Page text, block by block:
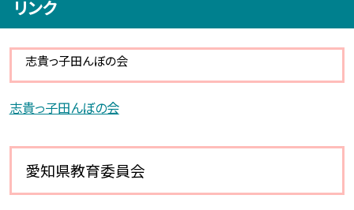
リンク
志貴っ子田んぼの会
志貴っ子田んぼの会
愛知県教育委員会